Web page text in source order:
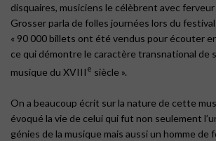
disquaires, musiciens le célèbrent avec
Grosser parla de folles journées lors du
« 90 000 billets ont été vendus pour écouter
ce qui démontre le caractère transnational de
musique du XVIII e siècle ».
On a beaucoup écrit sur la nature de cette
évoqué la vie de celui qui fut non seulement
génies de la musique mais aussi un homme de